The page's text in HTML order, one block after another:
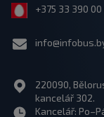
+375 33 390
220090,
kancelář 302.
Kancelář: